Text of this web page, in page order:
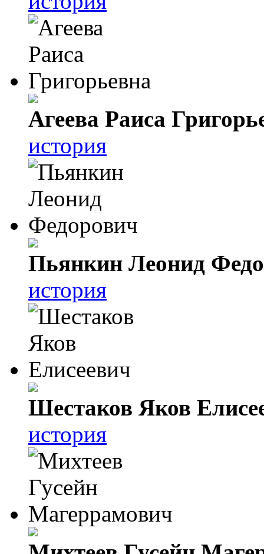
Агеева Раиса
история
Пьянкин Леонид
история
Шестаков Яков
история